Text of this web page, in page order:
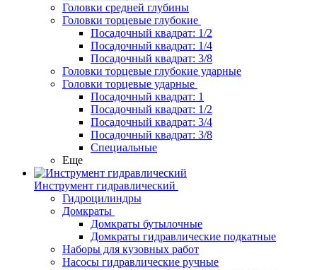
Головки средней глубины
Головки торцевые глубокие
Посадочный квадрат: 1/2
Посадочный квадрат: 1/4
Посадочный квадрат: 3/8
Головки торцевые глубокие ударные
Головки торцевые ударные
Посадочный квадрат: 1
Посадочный квадрат: 1/2
Посадочный квадрат: 3/4
Посадочный квадрат: 3/8
Специальные
Еще
Инструмент гидравлический
Гидроцилиндры
Домкраты
Домкраты бутылочные
Домкраты гидравлические подкатные
Наборы для кузовных работ
Насосы гидравлические ручные